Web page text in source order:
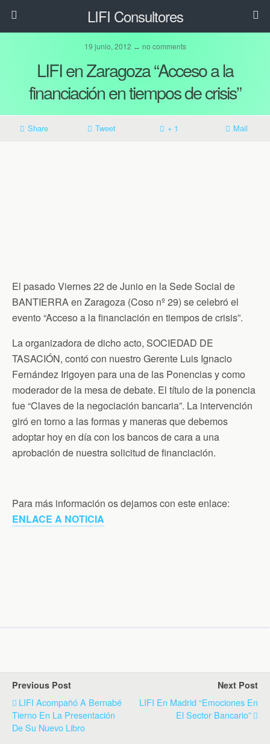
LIFI Consultores
19 junio, 2012 ↔ no comments
LIFI en Zaragoza “Acceso a la
financiación en tiempos de crisis”
Share Tweet + 1 Mail
El pasado Viernes 22 de Junio en la Sede Social de
BANTIERRA en Zaragoza (Coso nº 29) se celebró el
evento “Acceso a la financiación en tiempos de crisis”.
La organizadora de dicho acto, SOCIEDAD DE
TASACIÓN, contó con nuestro Gerente Luis Ignacio
Fernández Irigoyen para una de las Ponencias y como
moderador de la mesa de debate. El título de la ponencia
fue “Claves de la negociación bancaria”. La intervención
giró en torno a las formas y maneras que debemos
adoptar hoy en día con los bancos de cara a una
aprobación de nuestra solicitud de financiación.
Para más información os dejamos con este enlace:
ENLACE A NOTICIA
Previous Post
LIFI Acompañó A Bernabé
Tierno En La Presentación
De Su Nuevo Libro
Next Post
LIFI En Madrid “Emociones En
El Sector Bancario”